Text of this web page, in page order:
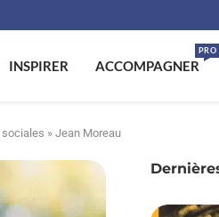
INSPIRER ACCOMPAGNER
PRO
» Jean Moreau